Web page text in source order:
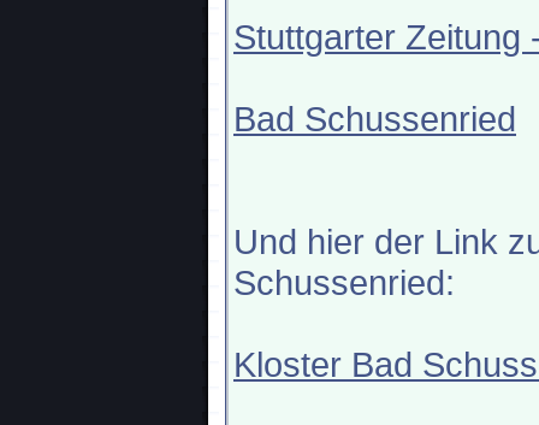
Stuttgarter Zeitung
Bad Schussenried
Und hier der Link
Schussenried:
Kloster Bad